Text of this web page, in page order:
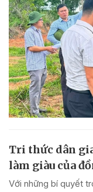
Tri thức dân
làm giàu của
Với những bí quyết